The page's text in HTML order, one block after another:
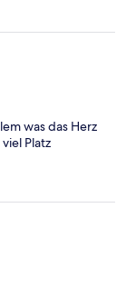
was das Herz
Platz